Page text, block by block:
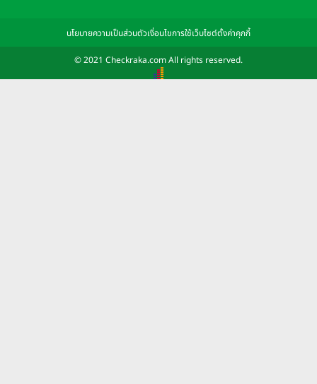
นโยบายความเป็นส่วนตัวเงื่อนไขการใช้เว็บไซต์ตั้งค่าคุกกี้
© 2021 Checkraka.com All rights reserved.